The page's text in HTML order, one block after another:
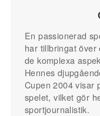
En passionerad
har tillbringat över
de komplexa
Hennes
Cupen 2004 visar
spelet, vilket gör
sportjournalistik.